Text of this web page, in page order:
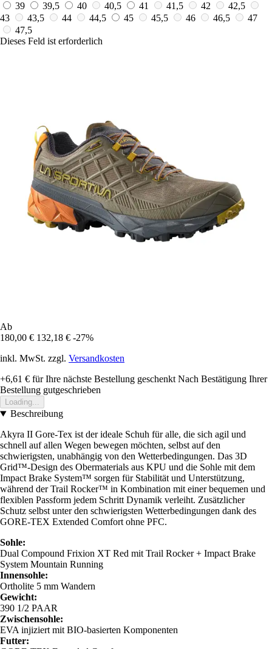
39
39,5 40 40,5 41 41,5 42
42,5
43
43,5 44 44,5 45 45,5 46 46,5
47
47,5
Dieses Feld ist erforderlich
Ab
180,00 € 132,18 € -27%
inkl. MwSt. zzgl. Versandkosten
+6,61 € für Ihre nächste Bestellung geschenkt Nach Bestätigung Ihrer
Bestellung gutgeschrieben
Loading...
Beschreibung
Akyra II Gore-Tex ist der ideale Schuh für alle, die sich agil und
schnell auf allen Wegen bewegen möchten, selbst auf den
schwierigsten, unabhängig von den Wetterbedingungen. Das 3D
Grid™-Design des Obermaterials aus KPU und die Sohle mit dem
Impact Brake System™ sorgen für Stabilität und Unterstützung,
während der Trail Rocker™ in Kombination mit einer bequemen und
flexiblen Passform jedem Schritt Dynamik verleiht. Zusätzlicher
Schutz selbst unter den schwierigsten Wetterbedingungen dank des
GORE-TEX Extended Comfort ohne PFC.
Sohle:
Dual Compound Frixion XT Red mit Trail Rocker + Impact Brake
System Mountain Running
Innensohle:
Ortholite 5 mm Wandern
Gewicht:
390 1/2 PAAR
Zwischensohle:
EVA injiziert mit BIO-basierten Komponenten
Futter: